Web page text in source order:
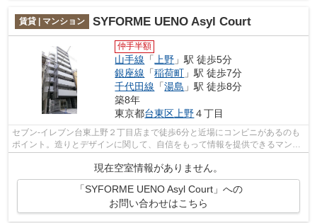
賃貸 | マンション SYFORME UENO Asyl Court
仲手半額
山手線 「 上野 」駅 徒歩5分
銀座線 「稲荷町 」駅 徒歩7分
千代田線 「湯島 」駅 徒歩8分
築8年
東京都台東区 上野４丁目
セブン-イレブン台東上野２丁目店まで徒歩6分と近場にコンビニがあるのも
ポイント。造りとデザインに関して、自信をもって情報を提供できるマンシ
ョンです。外観タイル張りは耐久性に...
現在空室情報がありません。
「SYFORME UENO Asyl Court」への
お問い合わせはこちら